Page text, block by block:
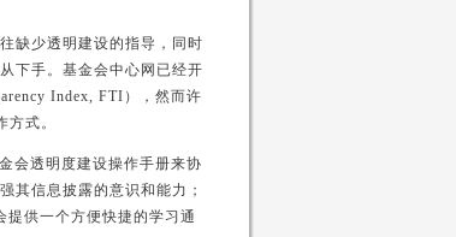
缺少透明建设的指导，同时
下手。基金会中心网已经开
Index, FTI），然而许
式。
会透明度建设操作手册来协
其信息披露的意识和能力；
提供一个方便快捷的学习通